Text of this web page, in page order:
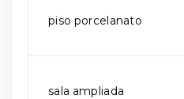
piso porcelanato
sala ampliada